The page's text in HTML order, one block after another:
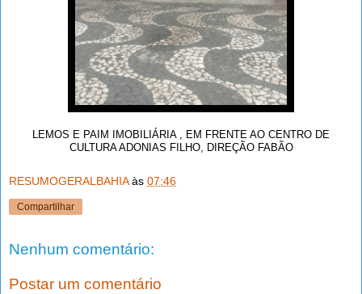
LEMOS E PAIM IMOBILIÁRIA , EM FRENTE AO CENTRO DE
CULTURA ADONIAS FILHO, DIREÇÃO FABÃO
RESUMOGERALBAHIA às 07:46
Compartilhar
Nenhum comentário:
Postar um comentário